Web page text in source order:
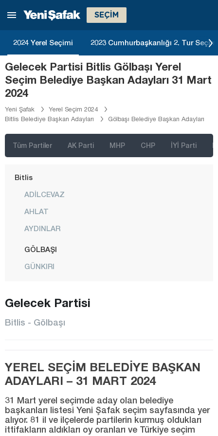
SEÇİM
2024 Yerel Seçimi 2023 Cumhurbaşkanlığı 2. Tur
Gelecek Partisi Bitlis Gölbaşı Yerel
Seçim Belediye Başkan Adayları 31 Mart
2024
Yeni Şafak
Yerel Seçim 2024
Bitlis Belediye Başkan Adayları
Gölbaşı Belediye Başkan Adayları
Tüm Partiler AK Parti MHP CHP İYİ Parti
Ardahan
Aydın
Balıkesir
Bartın
Batman
Bayburt
Bingöl
Bitlis
ADİLCEVAZ
AHLAT
AYDINLAR
GÖLBAŞI
GÜNKIRI
HİZAN
KAVAKBAŞI
MUTKİ
OVAKIŞLA
TATVAN
YOLALAN
Bolu
Gelecek Partisi
Bitlis - Gölbaşı
YEREL SEÇİM BELEDİYE BAŞKAN
ADAYLARI – 31 MART 2024
31 Mart yerel seçimde aday olan belediye
başkanları listesi Yeni Şafak seçim sayfasında yer
alıyor. 81 il ve ilçelerde partilerin kurmuş oldukları
ittifakların aldıkları oy oranları ve Türkiye seçim